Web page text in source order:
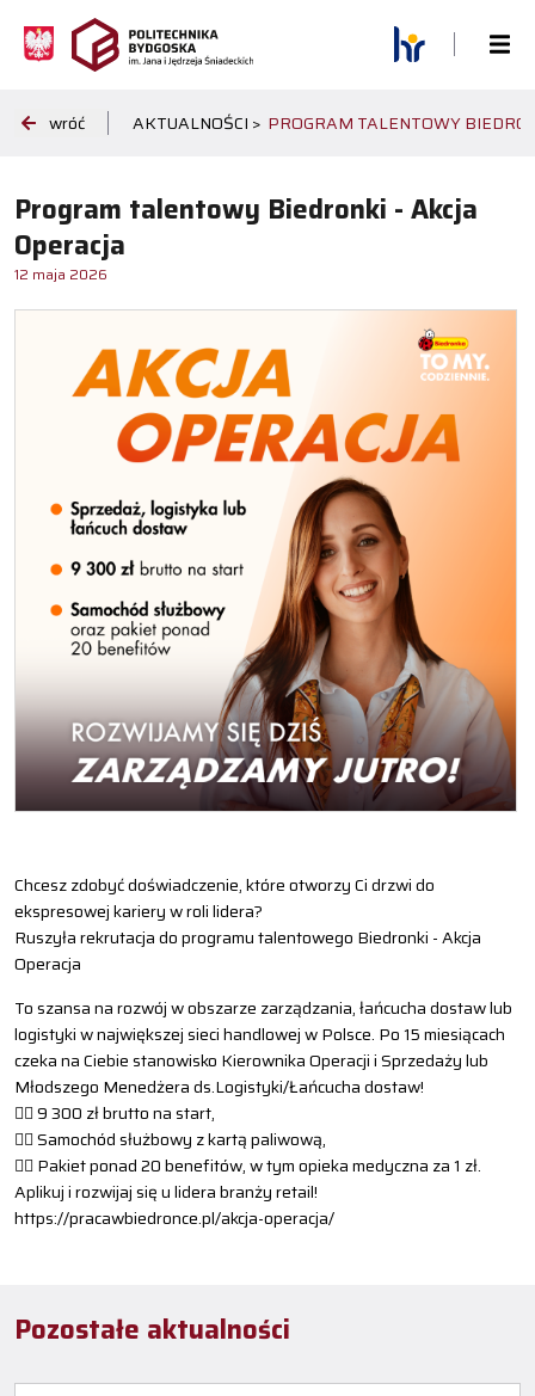
wróć AKTUALNOŚCI > PROGRAM TALENTOWY
Program talentowy Biedronki - Akcja
Operacja
12 maja 2026
Chcesz zdobyć doświadczenie, które otworzy Ci drzwi do
ekspresowej kariery w roli lidera?
Ruszyła rekrutacja do programu talentowego Biedronki - Akcja
Operacja
To szansa na rozwój w obszarze zarządzania, łańcucha dostaw lub
logistyki w największej sieci handlowej w Polsce. Po 15 miesiącach
czeka na Ciebie stanowisko Kierownika Operacji i Sprzedaży lub
Młodszego Menedżera ds.Logistyki/Łańcucha dostaw!
👉🏻 9 300 zł brutto na start,
👉🏻 Samochód służbowy z kartą paliwową,
👉🏻 Pakiet ponad 20 benefitów, w tym opieka medyczna za 1 zł.
Aplikuj i rozwijaj się u lidera branży retail!
https://pracawbiedronce.pl/akcja-operacja/
Pozostałe aktualności